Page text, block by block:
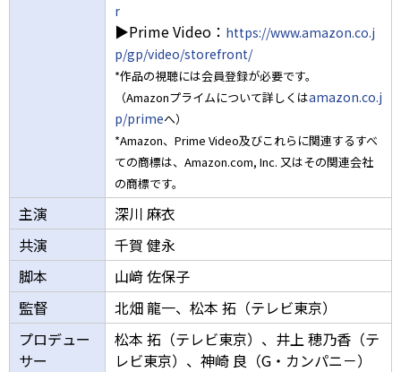
r
▶Prime Video： https://www.amazon.co.j
p/gp/video/storefront/
*作品の視聴には会員登録が必要です。
（Amazonプライムについて詳しくはamazon.co.j
p/primeへ）
*Amazon、Prime Video及びこれらに関連するすべ
ての商標は、Amazon.com, Inc. 又はその関連会社
の商標です。
主演
深川 麻衣
共演
千賀 健永
脚本
山﨑 佐保子
監督
北畑 龍一、松本 拓（テレビ東京）
プロデュー
サー
松本 拓（テレビ東京）、井上 穂乃香（テ
レビ東京）、神崎 良（G・カンパニ－）